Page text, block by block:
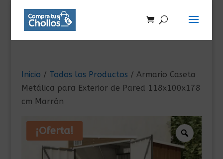
Inicio / Todos los Productos / Armario Caseta
Metálica para Exterior de Pared 118x100x178
cm Marrón
¡Oferta!